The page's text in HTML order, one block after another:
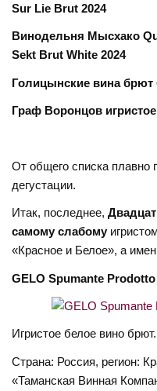
Sur Lie Brut 2024
Винодельня Мысхако
Sekt Brut White 2024
Голицынские вина брют
Граф Воронцов
От общего списка плавно
дегустации.
Итак, последнее,
самому слабому
«Красное и Белое», а
GELO Spumante
Игристое белое вино брют.
Страна: Россия, регион:
«Таманская Винная